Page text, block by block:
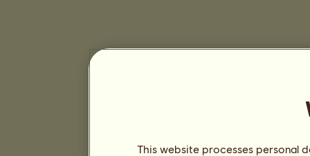
This website processes personal